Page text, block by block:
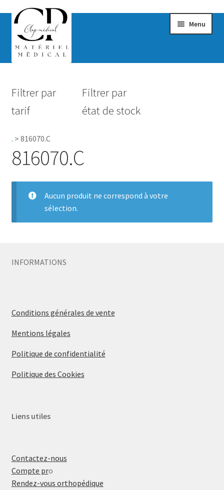
Menu
Hygiène
Accessoires Salle de bain
Pro.
Filtrer par
tarif
Filtrer par
état de stock
. > 816070.C
816070.C
Aucun produit ne correspond à votre
sélection.
INFORMATIONS
Conditions générales de vente
Mentions légales
Politique de confidentialité
Politique des Cookies
Liens utiles
Contactez-nous
Compte pro
Rendez-vous orthopédique